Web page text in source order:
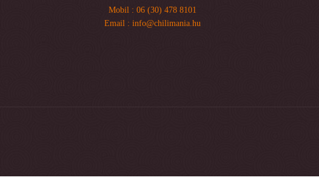
Mobil : 06 (30) 478 8101
Email : info@chilimania.hu